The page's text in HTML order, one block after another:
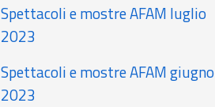
Spettacoli e mostre AFAM luglio
2023
Spettacoli e mostre AFAM giugno
2023